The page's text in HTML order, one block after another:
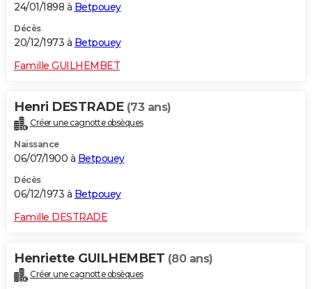
24/01/1898 à Betpouey
Décès
20/12/1973 à Betpouey
Famille GUILHEMBET
Henri DESTRADE (73 ans)
Créer une cagnotte obsèques
Naissance
06/07/1900 à Betpouey
Décès
06/12/1973 à Betpouey
Famille DESTRADE
Henriette GUILHEMBET (80 ans)
Créer une cagnotte obsèques